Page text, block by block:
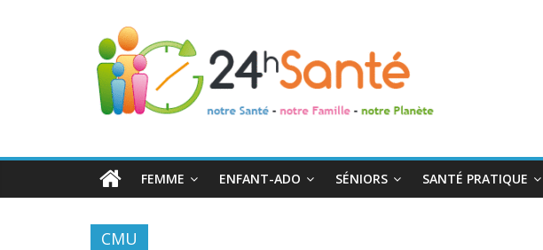
24h
Santé
toute
famille
FEMME ENFANT-ADO SÉNIORS SANTÉ PRATIQUE
CMU